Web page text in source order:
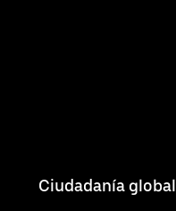
Ciudadanía global